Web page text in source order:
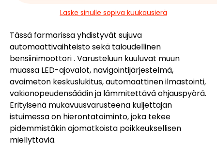
Laske sinulle sopiva kuukausierä
Tässä farmarissa yhdistyvät sujuva
automaattivaihteisto sekä taloudellinen
bensiinimoottori . Varusteluun kuuluvat muun
muassa LED-ajovalot, navigointijärjestelmä,
avaimeton keskuslukitus, automaattinen ilmastointi,
vakionopeudensäädin ja lämmitettävä ohjauspyörä.
Erityisenä mukavuusvarusteena kuljettajan
istuimessa on hierontatoiminto, joka tekee
pidemmistäkin ajomatkoista poikkeuksellisen
miellyttäviä.